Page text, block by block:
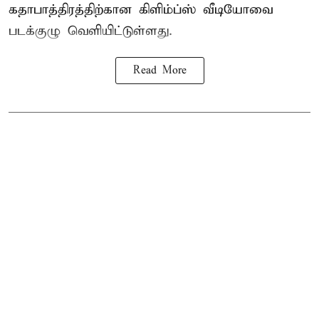
கதாபாத்திரத்திற்கான கிளிம்ப்ஸ் வீடியோவை
படக்குழு வெளியிட்டுள்ளது.
Read More